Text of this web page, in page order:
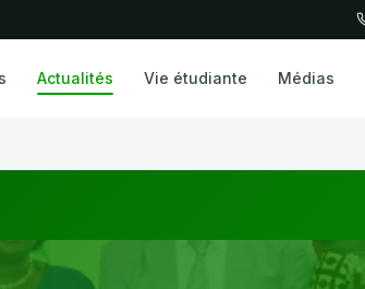
Actualités Vie étudiante Médias